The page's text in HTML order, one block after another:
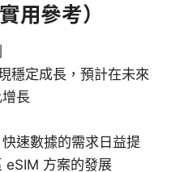
用參考）
穩定成長，預計在未來
長
速數據的需求日益提
eSIM 方案的發展